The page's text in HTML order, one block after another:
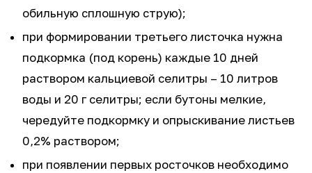
обильную сплошную струю);
при формировании третьего листочка нужна
подкормка (под корень) каждые 10 дней
раствором кальциевой селитры – 10 литров
воды и 20 г селитры; если бутоны мелкие,
чередуйте подкормку и опрыскивание листьев
0,2% раствором;
при появлении первых росточков необходимо